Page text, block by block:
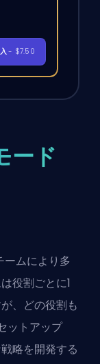
- $7.50
ード
ムにより多
役割ごとに1
、どの役割も
ットアップ
略を開発する